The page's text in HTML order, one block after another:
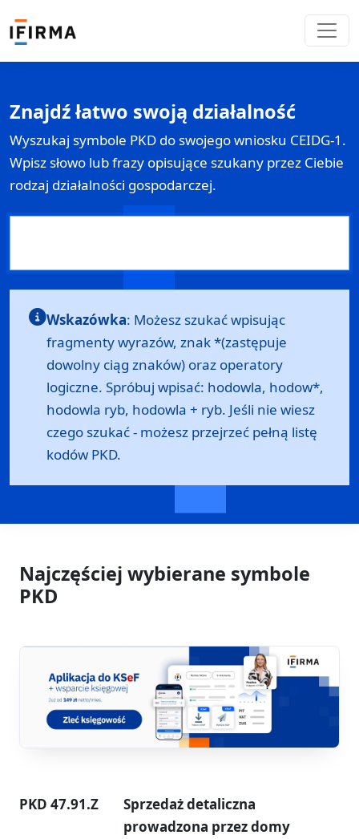
Znajdź łatwo swoją działalność
Wyszukaj symbole PKD do swojego wniosku CEIDG-1 .
Wpisz słowo lub frazy opisujące szukany przez Ciebie
rodzaj działalności gospodarczej.
Wskazówka: Możesz szukać wpisując
fragmenty wyrazów, znak *(zastępuje
dowolny ciąg znaków) oraz operatory
logiczne. Spróbuj wpisać: hodowla, hodow*,
hodowla ryb, hodowla + ryb. Jeśli nie wiesz
czego szukać - możesz przejrzeć pełną listę
kodów PKD.
Najczęściej wybierane symbole
PKD
PKD 47.91.Z
Sprzedaż detaliczna
prowadzona przez domy